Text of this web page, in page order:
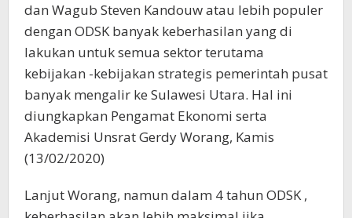
dan Wagub Steven Kandouw atau lebih populer
dengan ODSK banyak keberhasilan yang di
lakukan untuk semua sektor terutama
kebijakan -kebijakan strategis pemerintah pusat
banyak mengalir ke Sulawesi Utara. Hal ini
diungkapkan Pengamat Ekonomi serta
Akademisi Unsrat Gerdy Worang, Kamis
(13/02/2020)
Lanjut Worang, namun dalam 4 tahun ODSK ,